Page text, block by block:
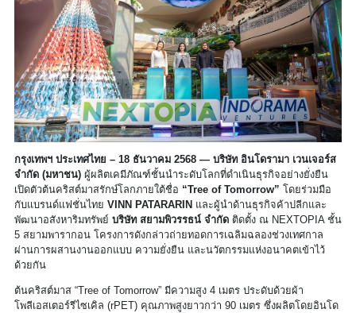
กรุงเทพฯ ประเทศไทย – 18 ธันวาคม 2568 — บริษัท อินโดรามา เวนเจอร์ส
จำกัด (มหาชน) ผู้ผลิตเคมีภัณฑ์ชั้นนำระดับโลกที่ดำเนินธุรกิจอย่างยั่งยืน
เปิดตัวต้นคริสต์มาสรักษ์โลกภายใต้ชื่อ “Tree of Tomorrow” โดยร่วมมือ
กับแบรนด์แฟชั่นไทย VINN PATARARIN และผู้นำด้านธุรกิจค้าปลีกและ
พัฒนาอสังหาริมทรัพย์ บริษัท สยามพิวรรธน์ จำกัด ติดตั้ง ณ NEXTOPIA ชั้น
5 สยามพารากอน โครงการดังกล่าวถ่ายทอดการเฉลิมฉลองช่วงเทศกาล
ผ่านการผสานงานออกแบบ ความยั่งยืน และนวัตกรรมแห่งอนาคตเข้าไว้
ด้วยกัน
ต้นคริสต์มาส “Tree of Tomorrow” มีความสูง 4 เมตร ประดับด้วยผ้า
โพลีเอสเตอร์รีไซเคิล (rPET) คุณภาพสูงยาวกว่า 90 เมตร ซึ่งผลิตโดยอินโด